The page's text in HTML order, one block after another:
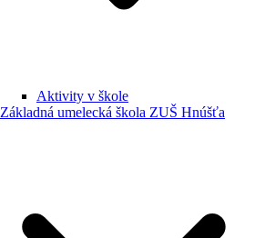
Aktivity v škole
Základná umelecká škola ZUŠ Hnúšťa